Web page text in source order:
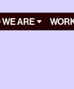
ARE